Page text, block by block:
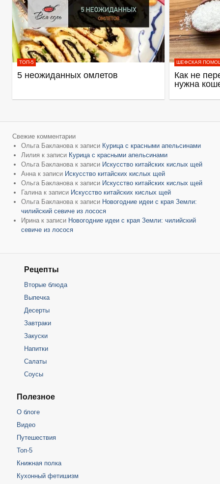
ТОП-5
5 неожиданных омлетов
ШЕФСКАЯ
Как не
нужна
Свежие комментарии
Ольга Бакланова к записи Курица с красными апельсинами
Лилия к записи Курица с красными апельсинами
Ольга Бакланова к записи Искусство китайских кислых щей
Анна к записи Искусство китайских кислых щей
Ольга Бакланова к записи Искусство китайских кислых щей
Галина к записи Искусство китайских кислых щей
Ольга Бакланова к записи Новогодние идеи с края Земли:
чилийский севиче из лосося
Ирина к записи Новогодние идеи с края Земли: чилийский
севиче из лосося
Рецепты
Вторые блюда
Выпечка
Десерты
Завтраки
Закуски
Напитки
Салаты
Соусы
Полезное
О блоге
Видео
Путешествия
Топ-5
Книжная полка
Кухонный фетишизм